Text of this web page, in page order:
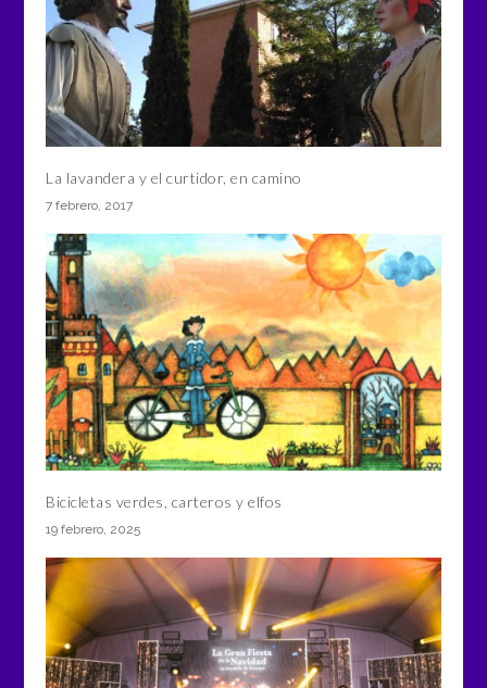
La lavandera y el curtidor, en camino
7 febrero, 2017
Bicicletas verdes, carteros y elfos
19 febrero, 2025